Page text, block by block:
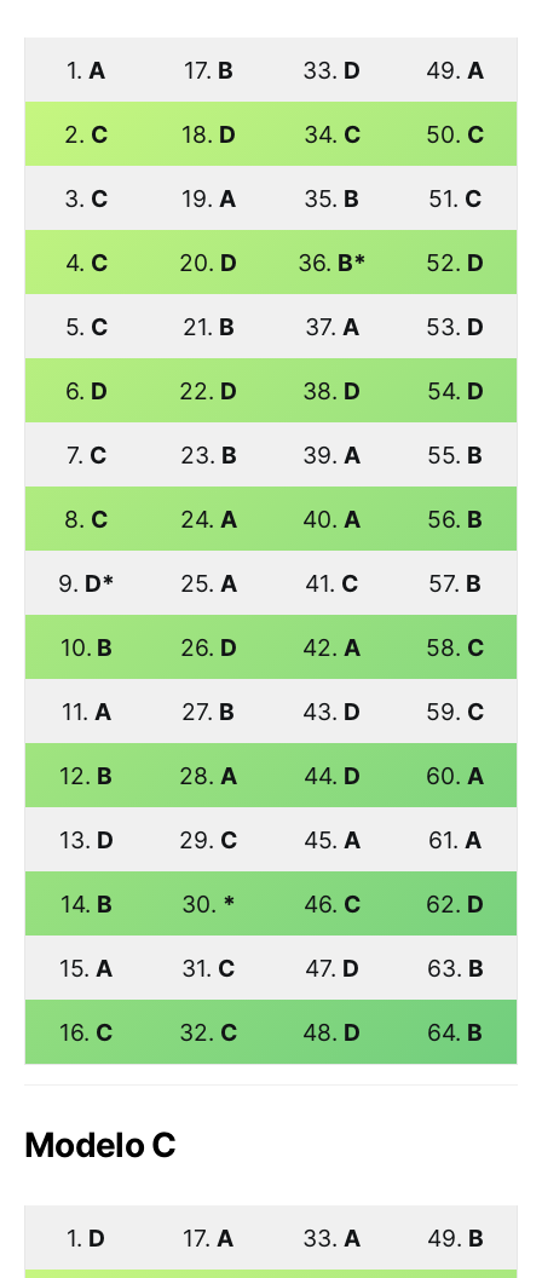
1. A 17. B 33. D 49. A
2. C 18. D 34. C 50. C
3. C 19. A 35. B 51. C
4. C 20. D 36. B* 52. D
5. C 21. B 37. A 53. D
6. D 22. D 38. D 54. D
7. C 23. B 39. A 55. B
8. C 24. A 40. A 56. B
9. D* 25. A 41. C 57. B
10. B 26. D 42. A 58. C
11. A 27. B 43. D 59. C
12. B 28. A 44. D 60. A
13. D 29. C 45. A 61. A
14. B 30. * 46. C 62. D
15. A 31. C 47. D 63. B
16. C 32. C 48. D 64. B
Modelo C
1. D 17. A 33. A 49. B